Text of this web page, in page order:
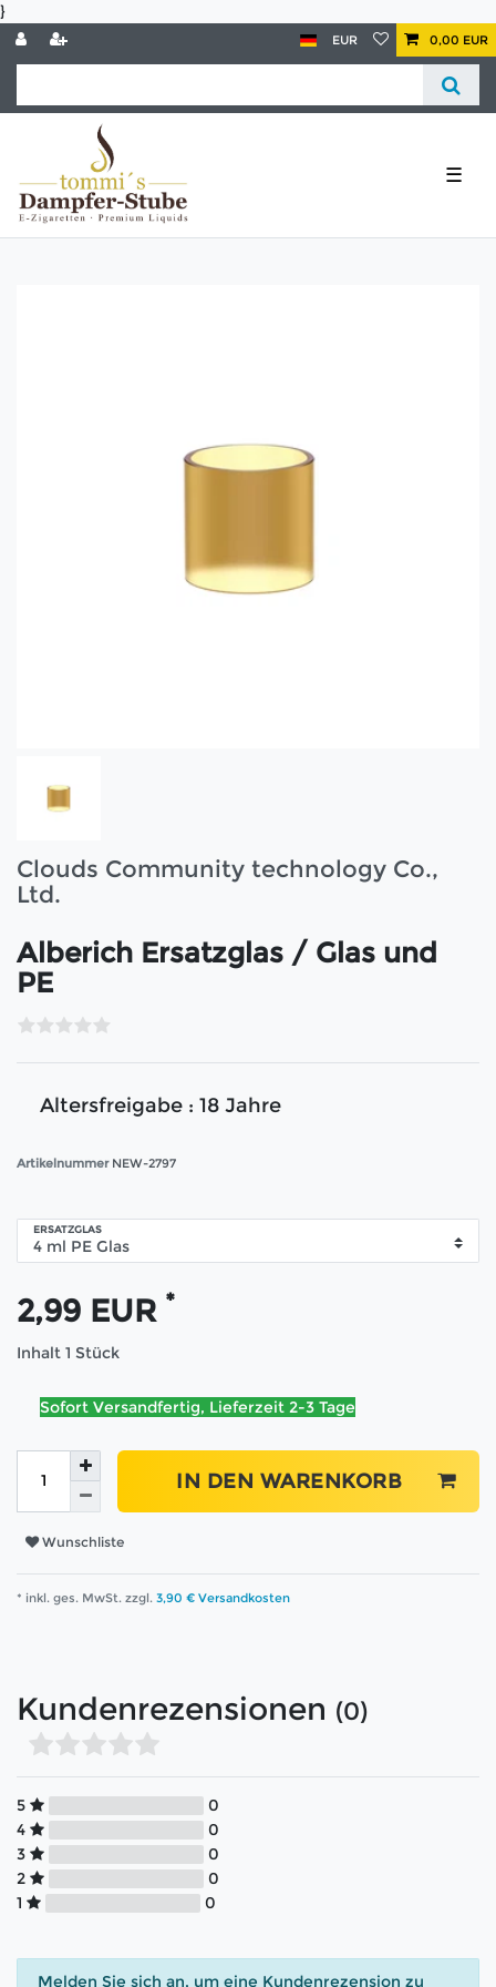
}
EUR 0,00 EUR
☰
Clouds Community technology Co.,
Ltd.
Alberich Ersatzglas / Glas und
PE
Altersfreigabe : 18 Jahre
Artikelnummer NEW-2797
ERSATZGLAS
2,99 EUR *
Inhalt 1 Stück
Sofort Versandfertig, Lieferzeit 2-3 Tage
IN DEN WARENKORB
Wunschliste
* inkl. ges. MwSt. zzgl. 3,90 € Versandkosten
Kundenrezensionen (0)
5
0
4
0
3
0
2
0
1
0
Melden Sie sich an, um eine Kundenrezension zu